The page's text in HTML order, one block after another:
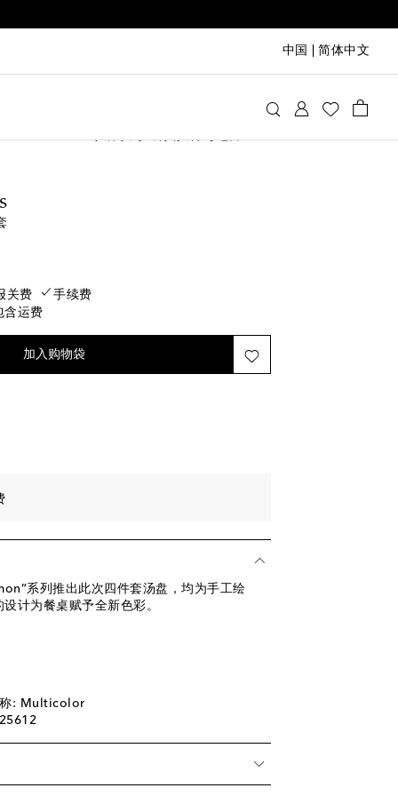
中国 简体中文
关费
手续费
含运费
加入购物袋
系列推出此次四件套汤盘，均为手工绘
计为餐桌赋予全新色彩。
称: Multicolor